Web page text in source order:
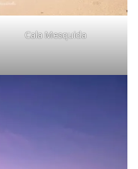
Cala Mesquida